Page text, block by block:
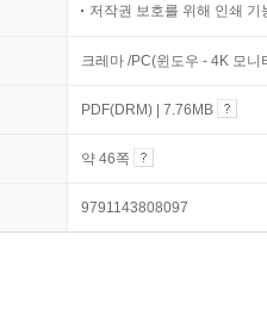
저작권 보호를 위해 인쇄 기
크레마 /PC(윈도우 - 4K 모
PDF(DRM) | 7.76MB
약 46쪽
9791143808097